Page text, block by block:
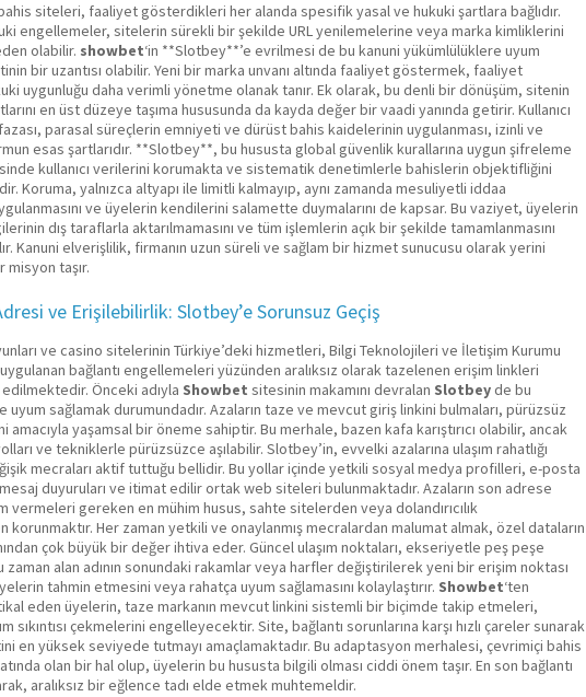
siteleri, faaliyet gösterdikleri her alanda spesifik yasal ve hukuki şartlara bağlıdır.
engellemeler, sitelerin sürekli bir şekilde URL yenilemelerine veya marka kimliklerini
olabilir. showbet‘in **Slotbey**’e evrilmesi de bu kanuni yükümlülüklere uyum
bir uzantısı olabilir. Yeni bir marka unvanı altında faaliyet göstermek, faaliyet
uygunluğu daha verimli yönetme olanak tanır. Ek olarak, bu denli bir dönüşüm, sitenin
en üst düzeye taşıma hususunda da kayda değer bir vaadi yanında getirir. Kullanıcı
parasal süreçlerin emniyeti ve dürüst bahis kaidelerinin uygulanması, izinli ve
esas şartlarıdır. **Slotbey**, bu hususta global güvenlik kurallarına uygun şifreleme
kullanıcı verilerini korumakta ve sistematik denetimlerle bahislerin objektifliğini
Koruma, yalnızca altyapı ile limitli kalmayıp, aynı zamanda mesuliyetli iddaa
ve üyelerin kendilerini salamette duymalarını de kapsar. Bu vaziyet, üyelerin
dış taraflarla aktarılmamasını ve tüm işlemlerin açık bir şekilde tamamlanmasını
Kanuni elverişlilik, firmanın uzun süreli ve sağlam bir hizmet sunucusu olarak yerini
misyon taşır.
ve Erişilebilirlik: Slotbey’e Sorunsuz Geçiş
ve casino sitelerinin Türkiye’deki hizmetleri, Bilgi Teknolojileri ve İletişim Kurumu
bağlantı engellemeleri yüzünden aralıksız olarak tazelenen erişim linkleri
Önceki adıyla Showbet sitesinin makamını devralan Slotbeyde bu
sağlamak durumundadır. Azaların taze ve mevcut giriş linkini bulmaları, pürüzsüz
amacıyla yaşamsal bir öneme sahiptir. Bu merhale, bazen kafa karıştırıcı olabilir, ancak
ve tekniklerle pürüzsüzce aşılabilir. Slotbey’in, evvelki azalarına ulaşım rahatlığı
mecraları aktif tuttuğu bellidir. Bu yollar içinde yetkili sosyal medya profilleri, e-posta
duyuruları ve itimat edilir ortak web siteleri bulunmaktadır. Azaların son adrese
vermeleri gereken en mühim husus, sahte sitelerden veya dolandırıcılık
Her zaman yetkili ve onaylanmış mecralardan malumat almak, özel dataların
çok büyük bir değer ihtiva eder. Güncel ulaşım noktaları, ekseriyetle peş peşe
alan adının sonundaki rakamlar veya harfler değiştirilerek yeni bir erişim noktası
tahmin etmesini veya rahatça uyum sağlamasını kolaylaştırır. Showbet‘ten
eden üyelerin, taze markanın mevcut linkini sistemli bir biçimde takip etmeleri,
sıkıntısı çekmelerini engelleyecektir. Site, bağlantı sorunlarına karşı hızlı çareler sunarak
en yüksek seviyede tutmayı amaçlamaktadır. Bu adaptasyon merhalesi, çevrimiçi bahis
olan bir hal olup, üyelerin bu hususta bilgili olması ciddi önem taşır. En son bağlantı
aralıksız bir eğlence tadı elde etmek muhtemeldir.